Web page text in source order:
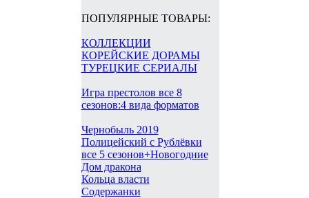
ПОПУЛЯРНЫЕ ТОВАРЫ:
КОЛЛЕКЦИИ
КОРЕЙСКИЕ ДОРАМЫ
ТУРЕЦКИЕ СЕРИАЛЫ
Игра престолов все 8
сезонов:4 вида форматов
Чернобыль 2019
Полицейский с Рублёвки
все 5 сезонов+Новогодние
Дом дракона
Кольца власти
Содержанки